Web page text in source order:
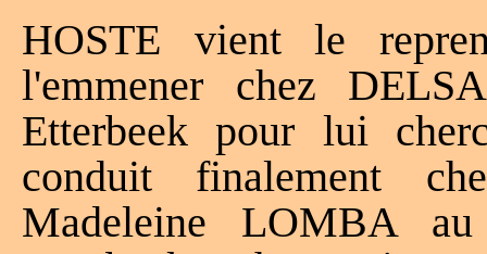
HOSTE vient le
l'emmener chez
Etterbeek pour lui
conduit finalement
Madeleine LOMBA